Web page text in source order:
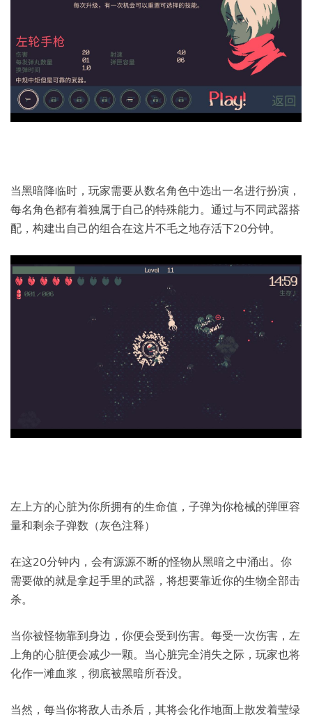
当黑暗降临时，玩家需要从数名角色中选出一名进行扮演，
每名角色都有着独属于自己的特殊能力。通过与不同武器搭
配，构建出自己的组合在这片不毛之地存活下20分钟。
左上方的心脏为你所拥有的生命值，子弹为你枪械的弹匣容
量和剩余子弹数（灰色注释）
在这20分钟内，会有源源不断的怪物从黑暗之中涌出。你
需要做的就是拿起手里的武器，将想要靠近你的生物全部击
杀。
当你被怪物靠到身边，你便会受到伤害。每受一次伤害，左
上角的心脏便会减少一颗。当心脏完全消失之际，玩家也将
化作一滩血浆，彻底被黑暗所吞没。
当然，每当你将敌人击杀后，其将会化作地面上散发着莹绿